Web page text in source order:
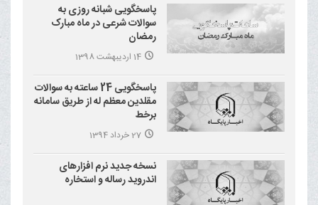
پاسخگویی شبانه روزی به
سوالات شرعی در ماه مبارک
رمضان
14 اردیبهشت 1398
پاسخگویی 24 ساعته به سوالات
مقلدین معظم له از طریق سامانه
برخط
27 خرداد 1394
نسخه جدید نرم افزارهای
اندروید رساله و استخاره